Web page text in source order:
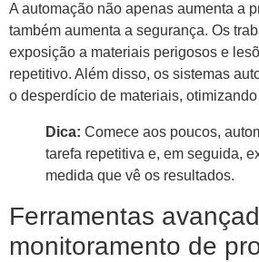
A automação não apenas aumenta a
também aumenta a segurança. Os
exposição a materiais perigosos e
repetitivo. Além disso, os sistemas
o desperdício de materiais,
Dica: Comece aos poucos,
tarefa repetitiva e, em seguida,
medida que vê os resultados.
Ferramentas
monitoramento de